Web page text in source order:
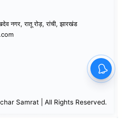
नगर, रातू रोड़, रांची, झारखंड
Samrat | All Rights Reserved.